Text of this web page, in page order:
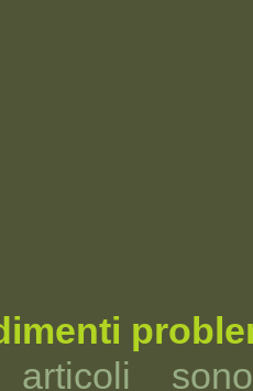
articoli